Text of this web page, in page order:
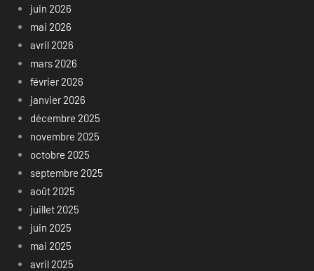
juin 2026
mai 2026
avril 2026
mars 2026
février 2026
janvier 2026
décembre 2025
novembre 2025
octobre 2025
septembre 2025
août 2025
juillet 2025
juin 2025
mai 2025
avril 2025